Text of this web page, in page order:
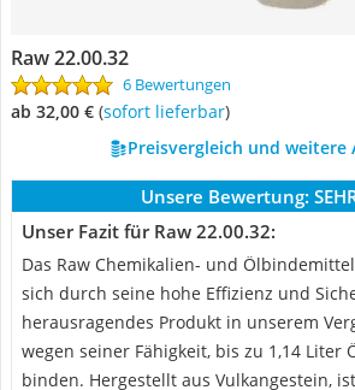
Raw 22.00.32
6 Bewertungen
ab 32,00 € ( Sofort lieferbar)
Preisvergleich und weitere
Unsere Bewertung:
Unser Fazit für Raw 22.00.32:
Das Raw Chemikalien- und
sich durch seine hohe Effizienz und
herausragendes Produkt in unserem
wegen seiner Fähigkeit, bis zu 1,14 Liter
binden. Hergestellt aus Vulkangestein,